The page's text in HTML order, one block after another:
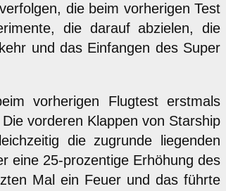
die beim vorherigen Test
die darauf abzielen, die
und das Einfangen des Super
vorherigen Flugtest erstmals
vorderen Klappen von Starship
die zugrunde liegenden
eine 25-prozentige Erhöhung des
Mal ein Feuer und das führte